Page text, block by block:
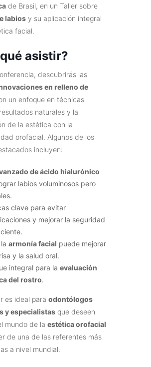
de Brasil, en un Taller sobre
labios y su aplicación integral
facial.
asistir?
descubrirás las
en relleno de
un enfoque en técnicas
naturales y la
de la estética con la
orofacial. Algunos de los
incluyen:
de ácido hialurónico
labios voluminosos pero
clave para evitar
y mejorar la seguridad
armonía facial puede mejorar
y la salud oral.
integral para la evaluación
del rostro.
es ideal para odontólogos
y especialistas que deseen
mundo de la estética orofacial
de una de las referentes más
a nivel mundial.